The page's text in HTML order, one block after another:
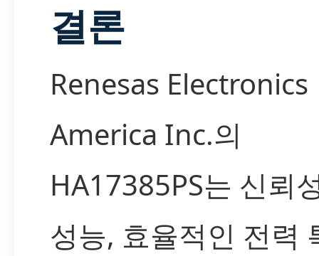
결론
Renesas Electronics
America Inc.의
HA17385PS는 신뢰
성능, 효율적인 전력